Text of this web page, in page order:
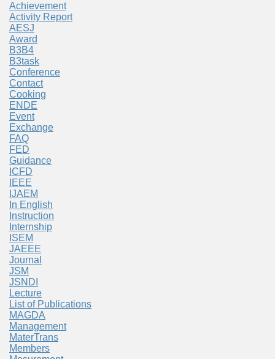
Achievement
Activity Report
AESJ
Award
B3B4
B3task
Conference
Contact
Cooking
ENDE
Event
Exchange
FAQ
FED
Guidance
ICFD
IEEE
IJAEM
In English
Instruction
Internship
ISEM
JAEEE
Journal
JSM
JSNDI
Lecture
List of Publications
MAGDA
Management
MaterTrans
Members